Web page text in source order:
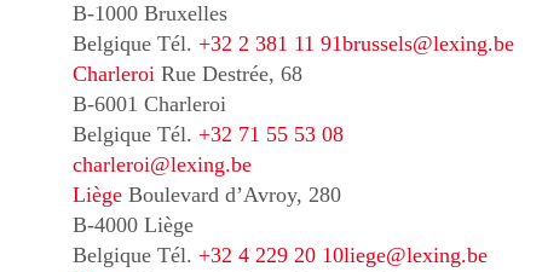
B-1000 Bruxelles
Belgique Tél. +32 2 381 11 91brussels@lexing.be
Charleroi Rue Destrée, 68
B-6001 Charleroi
Belgique Tél. +32 71 55 53 08
charleroi@lexing.be
Liège Boulevard d’Avroy, 280
B-4000 Liège
Belgique Tél. +32 4 229 20 10liege@lexing.be